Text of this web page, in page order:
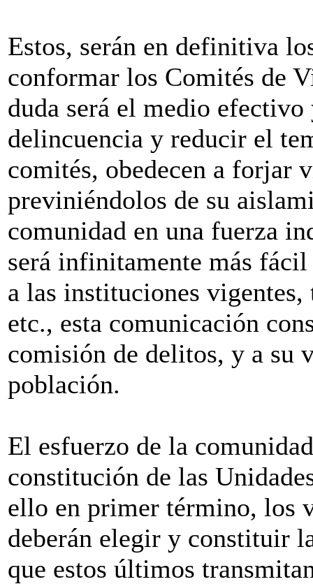
Estos, serán en definitiva
conformar los Comités de
duda será el medio
delincuencia y reducir el
comités, obedecen a forjar
previniéndolos de su
comunidad en una fuerza
será infinitamente más fácil
a las instituciones
etc., esta comunicación
comisión de delitos, y a su
población.
El esfuerzo de la
constitución de las
ello en primer término, los
deberán elegir y constituir
que estos últimos